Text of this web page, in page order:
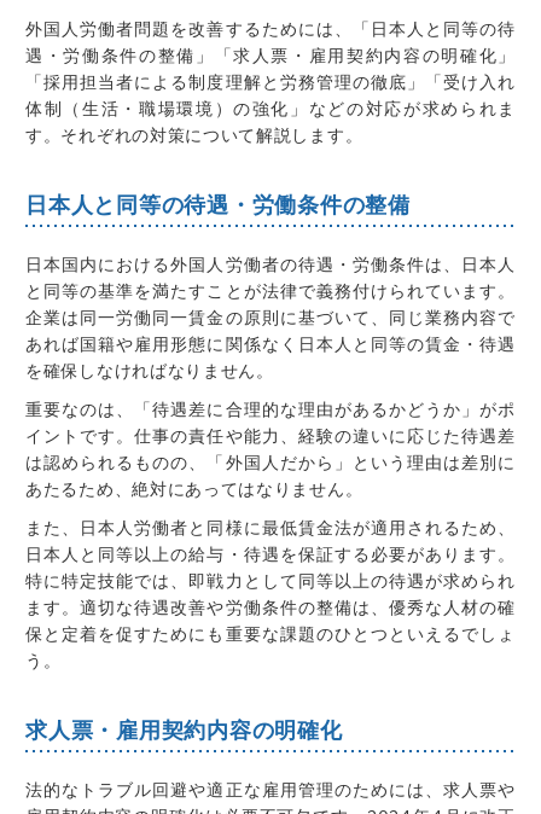
外国人労働者問題を改善するためには、「日本人と同等の待
遇・労働条件の整備」「求人票・雇用契約内容の明確化」
「採用担当者による制度理解と労務管理の徹底」「受け入れ
体制（生活・職場環境）の強化」などの対応が求められま
す。それぞれの対策について解説します。
日本人と同等の待遇・労働条件の整備
日本国内における外国人労働者の待遇・労働条件は、日本人
と同等の基準を満たすことが法律で義務付けられています。
企業は同一労働同一賃金の原則に基づいて、同じ業務内容で
あれば国籍や雇用形態に関係なく日本人と同等の賃金・待遇
を確保しなければなりません。
重要なのは、「待遇差に合理的な理由があるかどうか」がポ
イントです。仕事の責任や能力、経験の違いに応じた待遇差
は認められるものの、「外国人だから」という理由は差別に
あたるため、絶対にあってはなりません。
また、日本人労働者と同様に最低賃金法が適用されるため、
日本人と同等以上の給与・待遇を保証する必要があります。
特に特定技能では、即戦力として同等以上の待遇が求められ
ます。適切な待遇改善や労働条件の整備は、優秀な人材の確
保と定着を促すためにも重要な課題のひとつといえるでしょ
う。
求人票・雇用契約内容の明確化
法的なトラブル回避や適正な雇用管理のためには、求人票や